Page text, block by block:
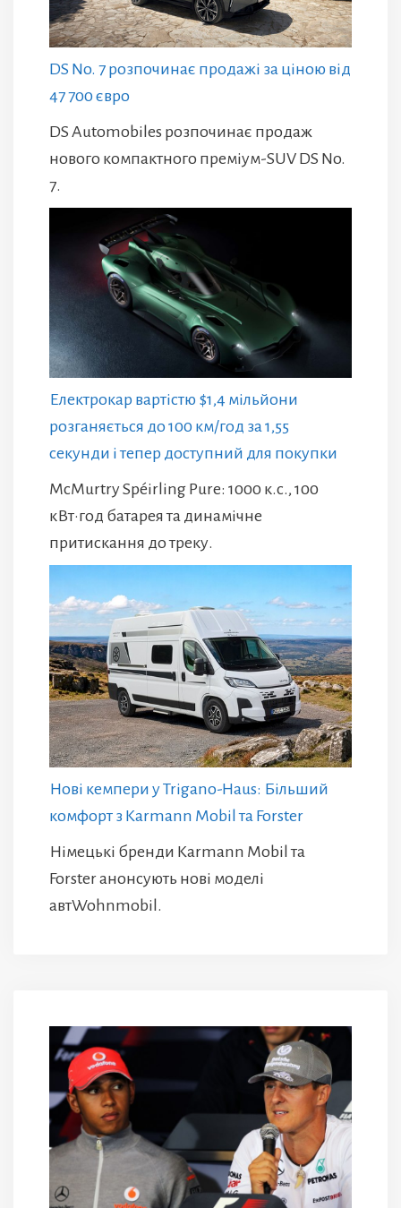
DS No. 7 розпочинає продажі за ціною від
47 700 євро
DS Automobiles розпочинає продаж
нового компактного преміум-SUV DS No.
7.
Електрокар вартістю $1,4 мільйони
розганяється до 100 км/год за 1,55
секунди і тепер доступний для покупки
McMurtry Spéirling Pure: 1000 к.с., 100
кВт·год батарея та динамічне
притискання до треку.
Нові кемпери у Trigano-Haus: Більший
комфорт з Karmann Mobil та Forster
Німецькі бренди Karmann Mobil та
Forster анонсують нові моделі
автWohnmobil.